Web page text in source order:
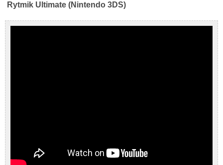
Rytmik Ultimate (Nintendo 3DS)